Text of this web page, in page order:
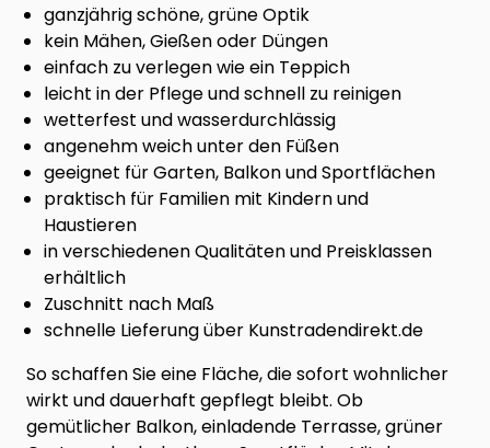
ganzjährig schöne, grüne Optik
kein Mähen, Gießen oder Düngen
einfach zu verlegen wie ein Teppich
leicht in der Pflege und schnell zu reinigen
wetterfest und wasserdurchlässig
angenehm weich unter den Füßen
geeignet für Garten, Balkon und Sportflächen
praktisch für Familien mit Kindern und
Haustieren
in verschiedenen Qualitäten und Preisklassen
erhältlich
Zuschnitt nach Maß
schnelle Lieferung über Kunstradendirekt.de
So schaffen Sie eine Fläche, die sofort wohnlicher
wirkt und dauerhaft gepflegt bleibt. Ob
gemütlicher Balkon, einladende Terrasse, grüner